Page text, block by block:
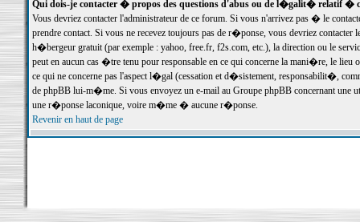
Qui dois-je contacter � propos des questions d'abus ou de l�galit� relatif �
Vous devriez contacter l'administrateur de ce forum. Si vous n'arrivez pas � le
prendre contact. Si vous ne recevez toujours pas de r�ponse, vous devriez
h�bergeur gratuit (par exemple : yahoo, free.fr, f2s.com, etc.), la direction ou le
peut en aucun cas �tre tenu pour responsable en ce qui concerne la mani�re, le
ce qui ne concerne pas l'aspect l�gal (cessation et d�sistement, responsabilit�,
de phpBB lui-m�me. Si vous envoyez un e-mail au Groupe phpBB concernant une
une r�ponse laconique, voire m�me � aucune r�ponse.
Revenir en haut de page